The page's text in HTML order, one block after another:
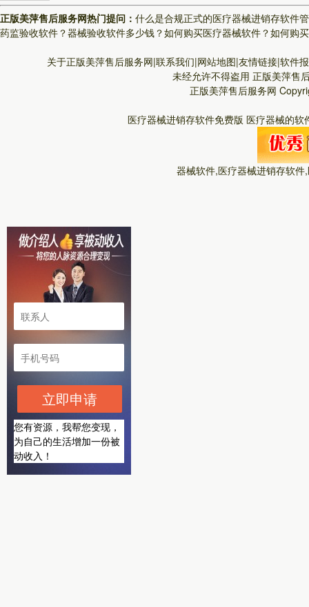
正版美萍售后服务网热门提问： 什么是合规正式的医疗器械进销存软件
药监验收软件？器械验收软件多少钱？如何购买医疗器械软件？如何购
关于正版美萍售后服务网|联系我们|网站地图|友情链接|软件
未经允许不得盗用 正版美萍售
正版美萍售后服务网
医疗器械进销存软件免费版 医疗器械的
器械软件,医疗器械进销存软
立即申请
您有资源，我帮您变现，
为自己的生活增加一份被
动收入！